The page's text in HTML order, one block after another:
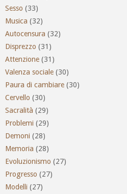
Sesso (33)
Musica (32)
Autocensura (32)
Disprezzo (31)
Attenzione (31)
Valenza sociale (30)
Paura di cambiare (30)
Cervello (30)
Sacralità (29)
Problemi (29)
Demoni (28)
Memoria (28)
Evoluzionismo (27)
Progresso (27)
Modelli (27)